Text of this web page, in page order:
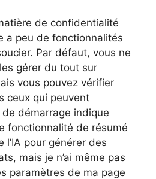
de confidentialité
a peu de fonctionnalités
Par défaut, vous ne
gérer du tout sur
vous pouvez vérifier
ceux qui peuvent
démarrage indique
fonctionnalité de résumé
pour générer des
mais je n’ai même pas
paramètres de ma page